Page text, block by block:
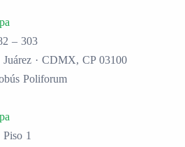
– 303
· CDMX, CP 03100
Poliforum
1